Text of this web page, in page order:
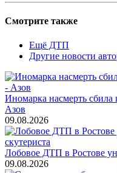
Смотрите также
Ещё ДТП
Другие новости
Иномарка насмерть сбила
Азов
09.08.2026
Лобовое ДТП в Ростове
09.08.2026